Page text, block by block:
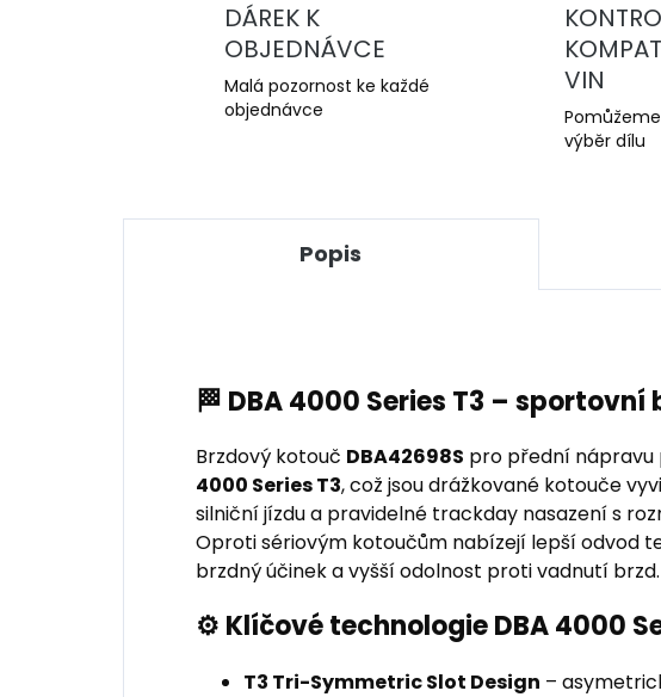
DÁREK K
OBJEDNÁVCE
Malá pozornost ke každé
objednávce
VIN
výběr dílu
Popis
🏁 DBA 4000 Series T3 –
Brzdový kotouč DBA42698S pro přední
4000 Series T3, což jsou drážkované kotouče
silniční jízdu a pravidelné trackday nasazení s
Oproti sériovým kotoučům nabízejí lepší odvod
brzdný účinek a vyšší odolnost proti vadnutí brzd.
⚙️ Klíčové technologie DBA 4000
T3 Tri-Symmetric Slot Design –